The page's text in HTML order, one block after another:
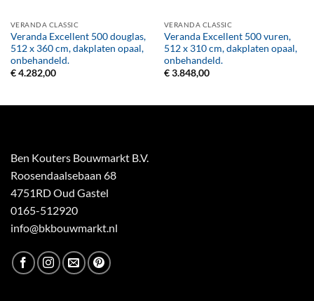
VERANDA CLASSIC
Veranda Excellent 500 douglas,
512 x 360 cm, dakplaten opaal,
onbehandeld.
€4.282,00
VERANDA CLASSIC
Veranda Excellent 500 vuren,
512 x 310 cm, dakplaten opaal,
onbehandeld.
€3.848,00
Ben Kouters Bouwmarkt B.V.
Roosendaalsebaan 68
4751RD Oud Gastel
0165-512920
info@bkbouwmarkt.nl